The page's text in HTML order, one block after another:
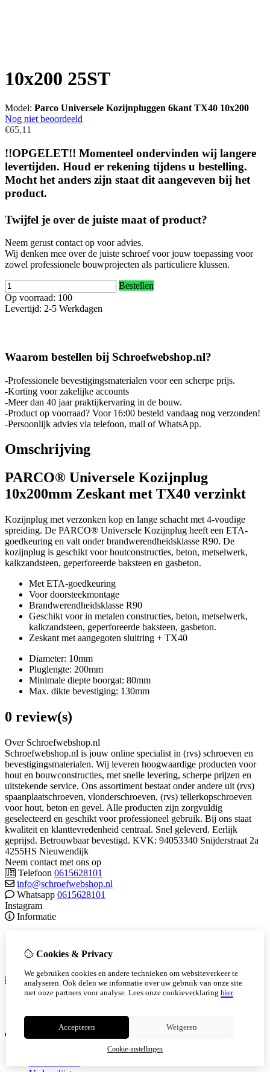
10x200 25ST
Model: Parco Universele Kozijnpluggen 6kant TX40 10x200
Nog niet beoordeeld
€65,11
!!OPGELET!! Momenteel ondervinden wij langere
levertijden. Houd er rekening tijdens u bestelling.
Mocht het anders zijn staat dit aangeveven bij het
product.
Twijfel je over de juiste maat of product?
Neem gerust contact op voor advies.
Wij denken mee over de juiste schroef voor jouw toepassing voor
zowel professionele bouwprojecten als particuliere klussen.
Bestellen
Op voorraad: 100
Levertijd: 2-5 Werkdagen
Waarom bestellen bij Schroefwebshop.nl?
-Professionele bevestigingsmaterialen voor een scherpe prijs.
-Korting voor zakelijke accounts
-Meer dan 40 jaar praktijkervaring in de bouw.
-Product op voorraad? Voor 16:00 besteld vandaag nog verzonden!
-Persoonlijk advies via telefoon, mail of WhatsApp.
Omschrijving
PARCO® Universele Kozijnplug
10x200mm Zeskant met TX40 verzinkt
Kozijnplug met verzonken kop en lange schacht met 4-voudige
spreiding. De PARCO® Universele Kozijnplug heeft een ETA-
goedkeuring en valt onder brandwerendheidsklasse R90. De
kozijnplug is geschikt voor houtconstructies, beton, metselwerk,
kalkzandsteen, geperforeerde baksteen en gasbeton.
Met ETA-goedkeuring
Voor doorsteekmontage
Brandwerendheidsklasse R90
Geschikt voor in metalen constructies, beton, metselwerk,
kalkzandsteen, geperforeerde baksteen, gasbeton.
Zeskant met aangegoten sluitring + TX40
Diameter: 10mm
Pluglengte: 200mm
Minimale diepte boorgat: 80mm
Max. dikte bevestiging: 130mm
0 review(s)
Over Schroefwebshop.nl
Schroefwebshop.nl is jouw online specialist in (rvs) schroeven en
bevestigingsmaterialen. Wij leveren hoogwaardige producten voor
hout en bouwconstructies, met snelle levering, scherpe prijzen en
uitstekende service. Ons assortiment bestaat onder andere uit (rvs)
spaanplaatschroeven, vlonderschroeven, (rvs) tellerkopschroeven
voor hout, beton en gevel. Alle producten zijn zorgvuldig
geselecteerd en geschikt voor professioneel gebruik. Bij ons staat
kwaliteit en klanttevredenheid centraal. Snel geleverd. Eerlijk
geprijsd. Betrouwbaar bevestigd. KVK: 94053340 Snijderstraat 2a
4255HS Nieuwendijk
Neem contact met ons op
Telefoon 0615628101
info@schroefwebshop.nl
Whatsapp 0615628101
Instagram
Informatie
Herroepingsrecht
Over ons
Extra
Cadeaubon
Mijn account
Cookies & Privacy
We gebruiken cookies en andere technieken om websiteverkeer te
analyseren. Ook delen we informatie over uw gebruik van onze site
met onze partners voor analyse. Lees onze cookieverklaring hier
Accepteren Weigeren
Cookie-instellingen